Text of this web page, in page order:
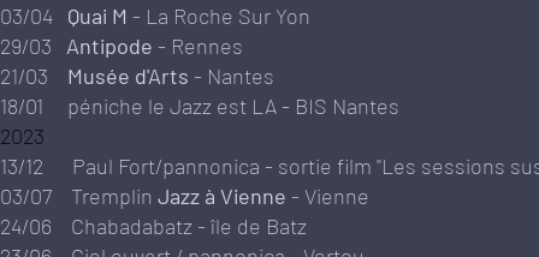
03/04 Quai M - La Roche Sur Yon
29/03 Antipode - Rennes
21/03 Musée d'Arts - Nantes
18/01 péniche le Jazz est LA - BIS Nantes
2023
13/12 Paul Fort/pannonica - sortie film "Les sessions
03/07 Tremplin Jazz à Vienne - Vienne
24/06 Chabadabatz - île de Batz